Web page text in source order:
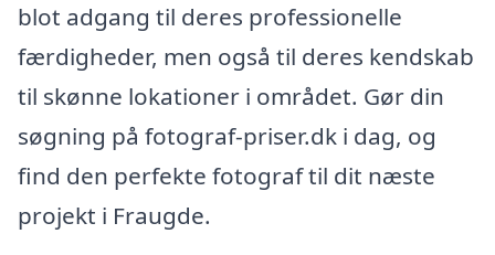
blot adgang til deres professionelle
færdigheder, men også til deres kendskab
til skønne lokationer i området. Gør din
søgning på fotograf-priser.dk i dag, og
find den perfekte fotograf til dit næste
projekt i Fraugde.